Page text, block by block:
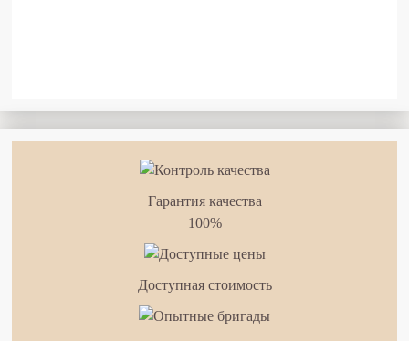
Гарантия качества
100%
Доступная стоимость